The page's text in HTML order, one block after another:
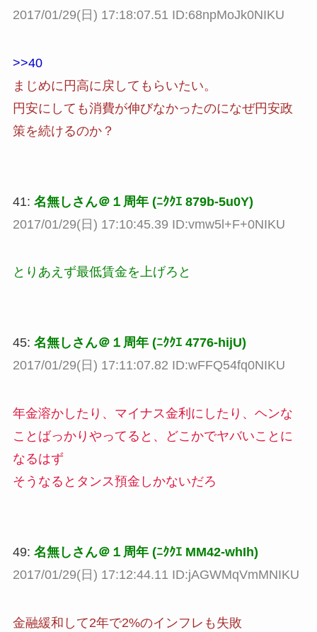
2017/01/29(日) 17:18:07.51 ID:68npMoJk0NIKU
>>40
まじめに円高に戻してもらいたい。
円安にしても消費が伸びなかったのになぜ円安政
策を続けるのか？
41: 名無しさん＠１周年 (ﾆｸｸｴ 879b-5u0Y)
2017/01/29(日) 17:10:45.39 ID:vmw5l+F+0NIKU
とりあえず最低賃金を上げろと
45: 名無しさん＠１周年 (ﾆｸｸｴ 4776-hijU)
2017/01/29(日) 17:11:07.82 ID:wFFQ54fq0NIKU
年金溶かしたり、マイナス金利にしたり、ヘンな
ことばっかりやってると、どこかでヤバいことに
なるはず
そうなるとタンス預金しかないだろ
49: 名無しさん＠１周年 (ﾆｸｸｴ MM42-whIh)
2017/01/29(日) 17:12:44.11 ID:jAGWMqVmMNIKU
金融緩和して2年で2%のインフレも失敗